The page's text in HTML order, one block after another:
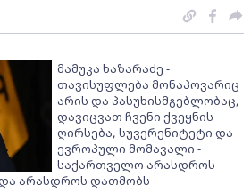
მამუკა ხაზარაძე -
თავისუფლება მონაპოვარიც
არის და პასუხისმგებლობაც,
დავიცვათ ჩვენი ქვეყნის
ღირსება, სუვერენიტეტი და
ევროპული მომავალი -
საქართველო არასდროს
და არასდროს დათმობს